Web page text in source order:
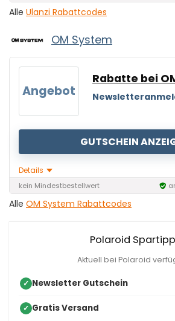
Alle Ulanzi Rabattcodes
OM System
Angebot
Rabatte bei
GUTSCHEIN
Details
kein Mindestbestellwert
Alle OM System Rabattcodes
Polaroid
Aktuell bei Polaroid
✓ Newsletter Gutschein
✓ Gratis Versand